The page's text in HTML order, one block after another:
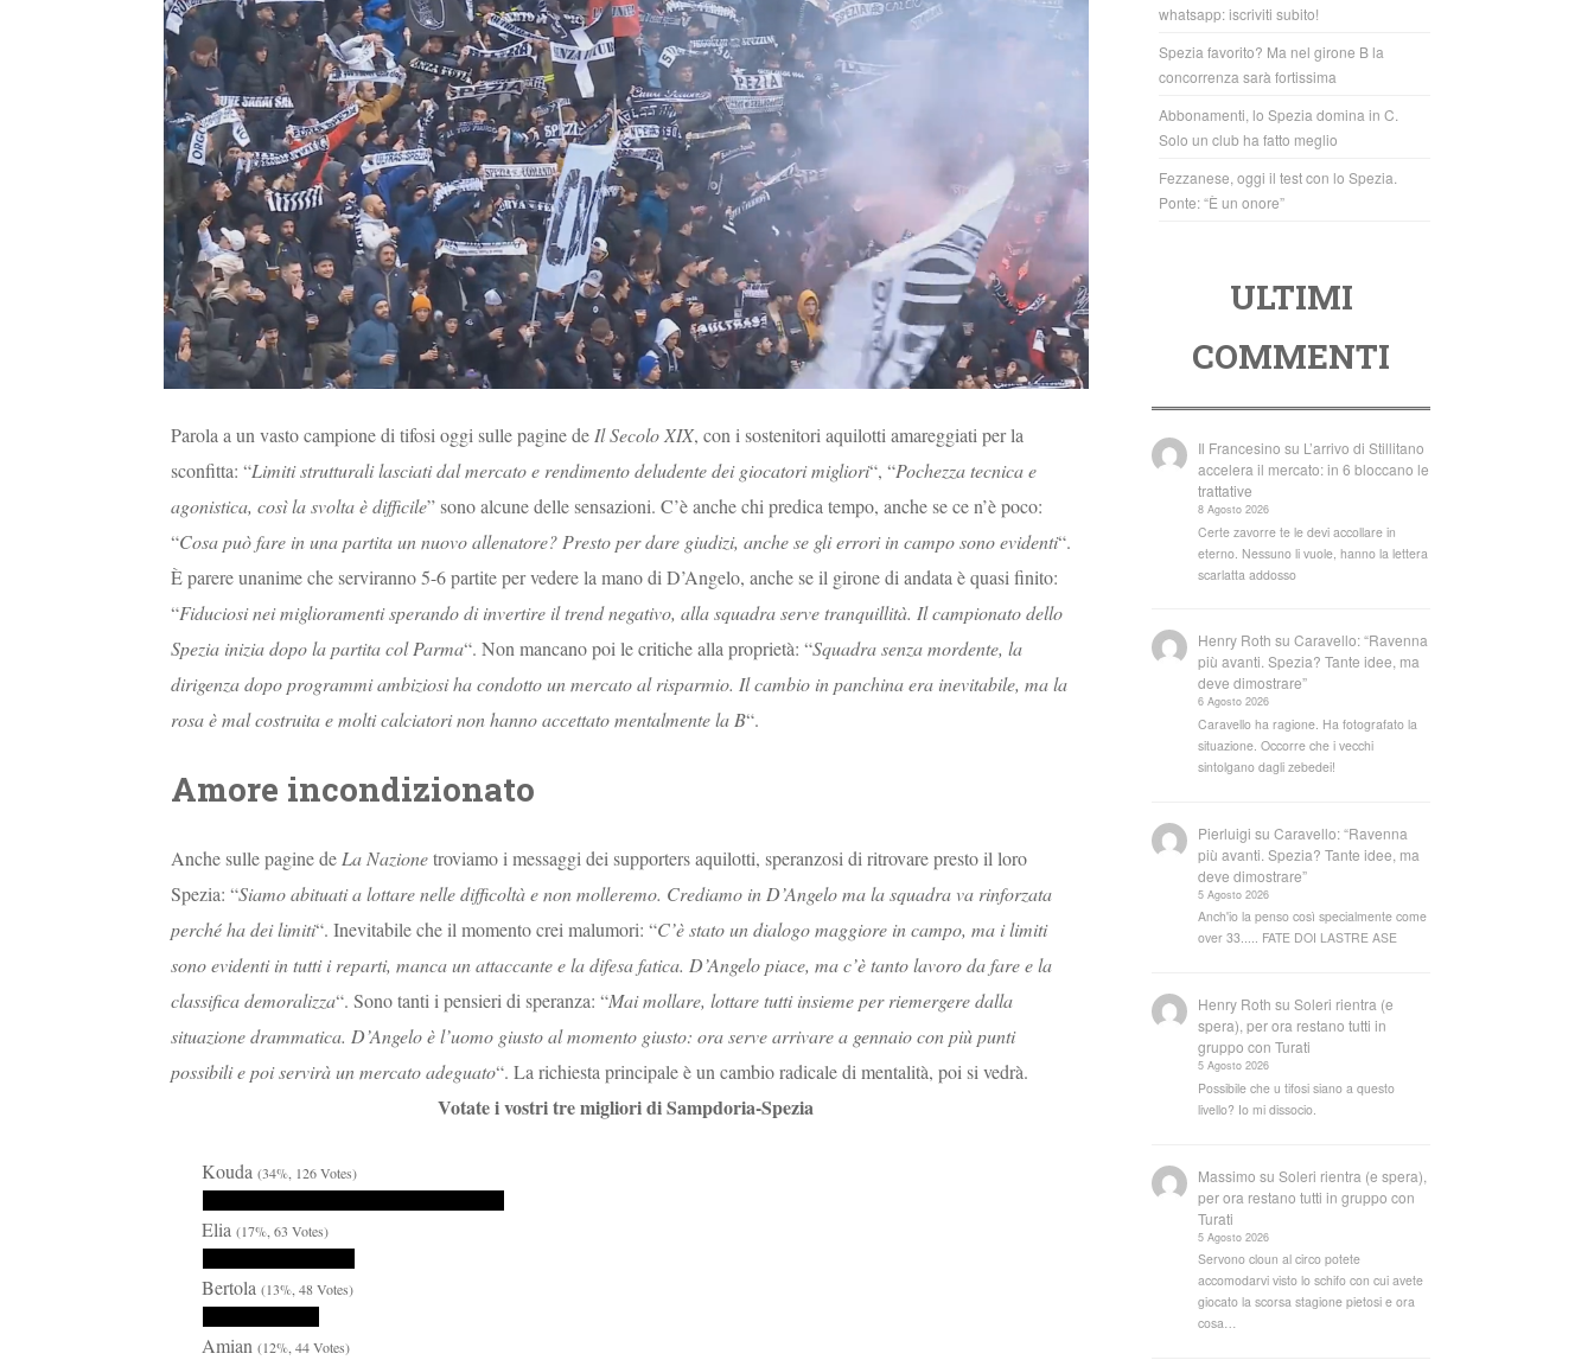
Parola a un vasto campione di tifosi oggi sulle pagine de Il Secolo XIX, con i sostenitori aquilotti amareggiati per la
sconfitta: “Limiti strutturali lasciati dal mercato e rendimento deludente dei giocatori migliori“, “Pochezza tecnica e
agonistica, così la svolta è difficile” sono alcune delle sensazioni. C’è anche chi predica tempo, anche se ce n’è poco:
“Cosa può fare in una partita un nuovo allenatore? Presto per dare giudizi, anche se gli errori in campo sono evidenti“.
È parere unanime che serviranno 5-6 partite per vedere la mano di D’Angelo, anche se il girone di andata è quasi finito:
“Fiduciosi nei miglioramenti sperando di invertire il trend negativo, alla squadra serve tranquillità. Il campionato dello
Spezia inizia dopo la partita col Parma“. Non mancano poi le critiche alla proprietà: “Squadra senza mordente, la
dirigenza dopo programmi ambiziosi ha condotto un mercato al risparmio. Il cambio in panchina era inevitabile, ma la
rosa è mal costruita e molti calciatori non hanno accettato mentalmente la B“.
Amore incondizionato
Anche sulle pagine de La Nazionetroviamo i messaggi dei supporters aquilotti, speranzosi di ritrovare presto il loro
Spezia: “Siamo abituati a lottare nelle difficoltà e non molleremo. Crediamo in D’Angelo ma la squadra va rinforzata
perché ha dei limiti“. Inevitabile che il momento crei malumori: “C’è stato un dialogo maggiore in campo, ma i limiti
sono evidenti in tutti i reparti, manca un attaccante e la difesa fatica. D’Angelo piace, ma c’è tanto lavoro da fare e la
classifica demoralizza“. Sono tanti i pensieri di speranza: “Mai mollare, lottare tutti insieme per riemergere dalla
situazione drammatica. D’Angelo è l’uomo giusto al momento giusto: ora serve arrivare a gennaio con più punti
possibili e poi servirà un mercato adeguato“. La richiesta principale è un cambio radicale di mentalità, poi si vedrà.
Votate i vostri tre migliori di Sampdoria-Spezia
Kouda (34%, 126 Votes)
Elia (17%, 63 Votes)
Bertola (13%, 48 Votes)
Amian (12%, 44 Votes)
whatsapp: iscriviti subito!
Spezia favorito? Ma nel girone B la
concorrenza sarà fortissima
Abbonamenti, lo Spezia domina in C.
Solo un club ha fatto meglio
Fezzanese, oggi il test con lo Spezia.
Ponte: “È un onore”
ULTIMI
COMMENTI
Il Francesino su L’arrivo di Stillitano
accelera il mercato: in 6 bloccano le
trattative
8 Agosto 2026
Certe zavorre te le devi accollare in
eterno. Nessuno li vuole, hanno la lettera
scarlatta addosso
Henry Roth suCaravello: “Ravenna
più avanti. Spezia? Tante idee, ma
deve dimostrare”
6 Agosto 2026
Caravello ha ragione. Ha fotografato la
situazione. Occorre che i vecchi
sintolgano dagli zebedei!
Pierluigi suCaravello: “Ravenna
più avanti. Spezia? Tante idee, ma
deve dimostrare”
5 Agosto 2026
Anch'io la penso così specialmente come
over 33..... FATE DOI LASTRE ASE
Henry Roth suSoleri rientra (e
spera), per ora restano tutti in
gruppo con Turati
5 Agosto 2026
Possibile che u tifosi siano a questo
livello? Io mi dissocio.
Massimo suSoleri rientra (e spera),
per ora restano tutti in gruppo con
Turati
5 Agosto 2026
Servono cloun al circo potete
accomodarvi visto lo schifo con cui avete
giocato la scorsa stagione pietosi e ora
cosa…